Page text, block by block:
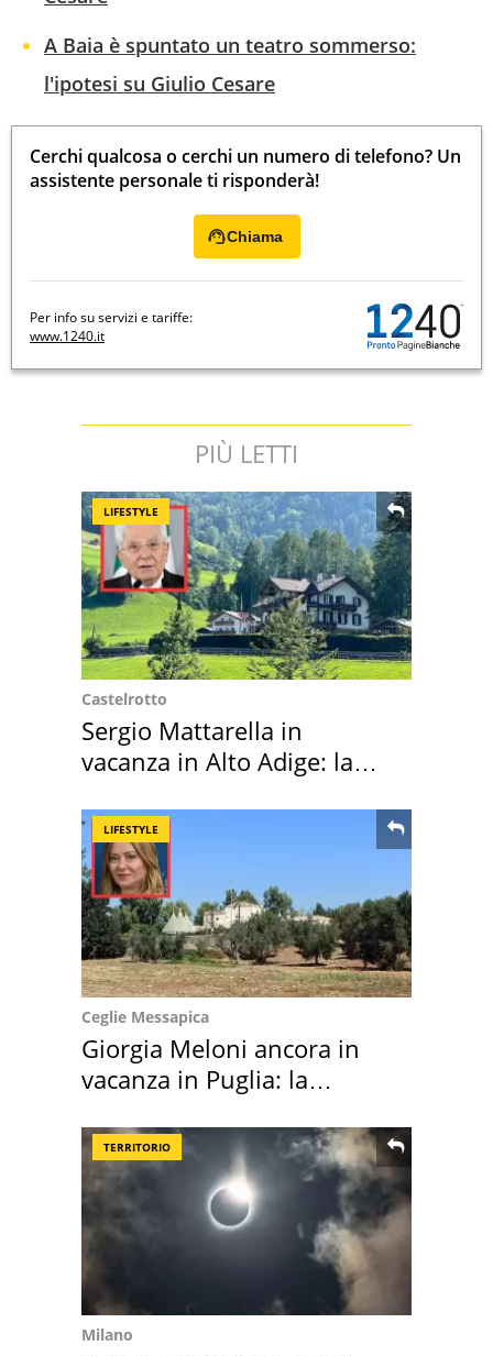
A Baia è spuntato un teatro sommerso:
l'ipotesi su Giulio Cesare
Cerchi qualcosa o cerchi un numero di telefono? Un
assistente personale ti risponderà!
Chiama
Per info su servizi e tariffe:
www.1240.it
PIÙ LETTI
LIFESTYLE
Castelrotto
Sergio Mattarella in
vacanza in Alto Adige: la
LIFESTYLE
Ceglie Messapica
Giorgia Meloni ancora in
vacanza in Puglia: la
TERRITORIO
Milano